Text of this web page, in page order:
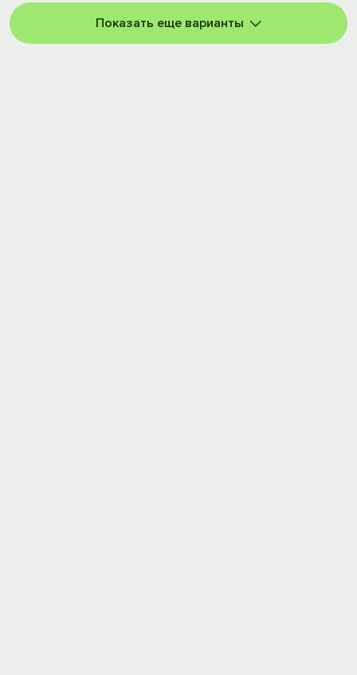
Показать еще варианты